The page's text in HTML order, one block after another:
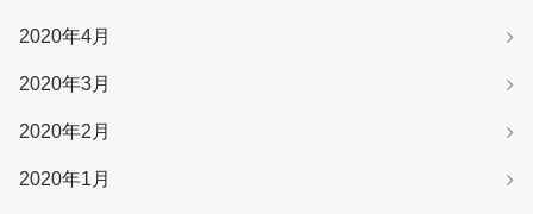
2020年4月
2020年3月
2020年2月
2020年1月